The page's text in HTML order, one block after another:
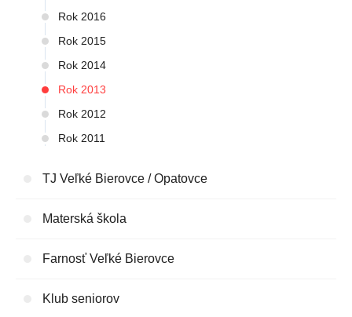
Rok 2016
Rok 2015
Rok 2014
Rok 2013
Rok 2012
Rok 2011
TJ Veľké Bierovce / Opatovce
Materská škola
Farnosť Veľké Bierovce
Klub seniorov